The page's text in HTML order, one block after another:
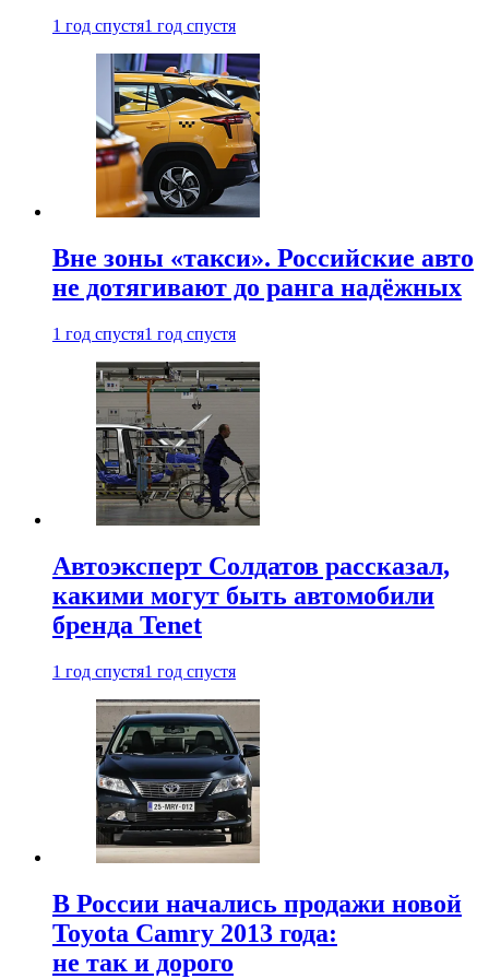
1 год спустя1 год спустя
Вне зоны «такси». Российские авто
не дотягивают до ранга надёжных
1 год спустя1 год спустя
Автоэксперт Солдатов рассказал,
какими могут быть автомобили
бренда Tenet
1 год спустя1 год спустя
В России начались продажи новой
Toyota Camry 2013 года:
не так и дорого